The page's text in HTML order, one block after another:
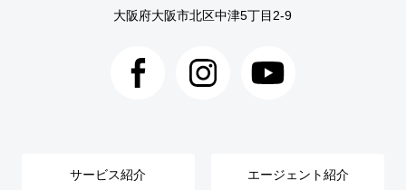
大阪府大阪市北区中津5丁目2-9
サービス紹介 エージェント紹介